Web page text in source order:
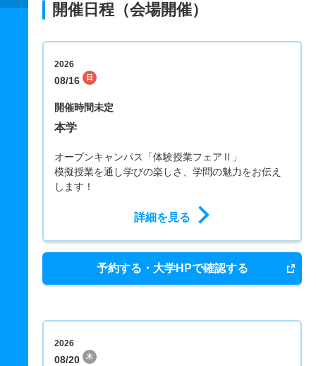
開催日程（会場開催）
2026
08/16 日
開催時間未定
本学
オープンキャンパス「体験授業フェアⅡ」
模擬授業を通し学びの楽しさ、学問の魅力をお伝え
します！
詳細を見る
予約する・大学HPで確認する
2026
08/20 木